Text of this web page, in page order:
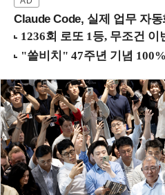
Claude Code, 실제 업무 자동화 프로